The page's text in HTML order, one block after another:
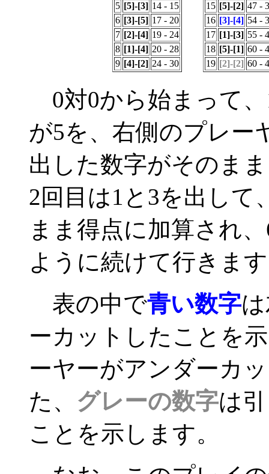
5 [5]-[3] 14 - 15
6 [3]-[5] 17 - 20
7 [2]-[4] 19 - 24
8 [1]-[4] 20 - 28
9 [4]-[2] 24 - 30
15 [5]-[2] 47 -
16 [3]-[4] 54 -
17 [1]-[3] 55 -
18 [5]-[1] 60 -
19 [2]-[2] 60 -
0対0から始まって
が5を、右側のプレー
出した数字がそのま
2回目は1と3を出して
まま得点に加算され
ように続けて行きま
表の中で青い数字
ーカットしたことを
ーヤーがアンダーカ
た、 グレーの数字は
ことを示します。